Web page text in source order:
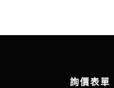
詢價表單